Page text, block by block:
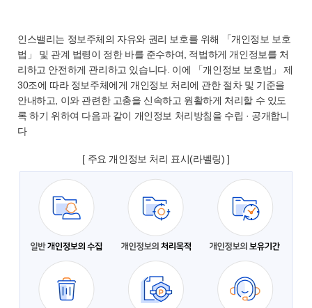
인스밸리는 정보주체의 자유와 권리 보호를 위해 「개인정보 보호
법」 및 관계 법령이 정한 바를 준수하여, 적법하게 개인정보를 처
리하고 안전하게 관리하고 있습니다. 이에 「개인정보 보호법」 제
30조에 따라 정보주체에게 개인정보 처리에 관한 절차 및 기준을
안내하고, 이와 관련한 고충을 신속하고 원활하게 처리할 수 있도
록 하기 위하여 다음과 같이 개인정보 처리방침을 수립 · 공개합니
다
[ 주요 개인정보 처리 표시(라벨링) ]